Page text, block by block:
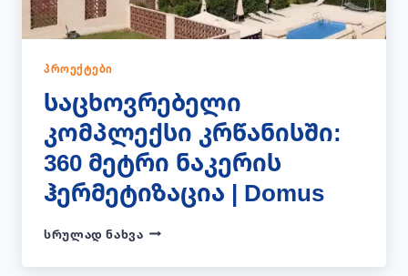
ᲞᲠᲝᲔᲥᲢᲔᲑᲘ
საცხოვრებელი
კომპლექსი კრწანისში:
360 მეტრი ნაკერის
ჰერმეტიზაცია | Domus
ᲡᲠᲣᲚᲐᲓ ᲜᲐᲮᲕᲐ ᲡᲐᲪᲮᲝᲕᲠᲔᲑᲔᲚᲘ
ᲙᲠᲬᲐᲜᲘᲡᲨᲘ: